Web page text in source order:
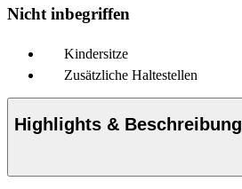
Nicht inbegriffen
Kindersitze
Zusätzliche Haltestellen
Highlights & Beschreibung